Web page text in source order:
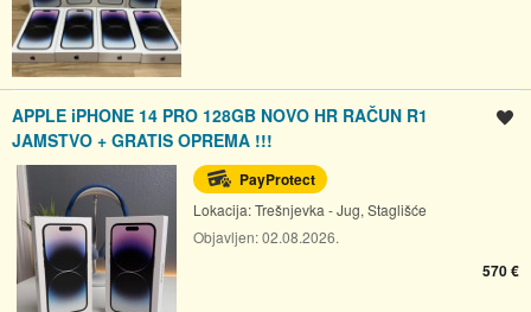
APPLE iPHONE 14 PRO 128GB NOVO HR RAČUN R1
JAMSTVO + GRATIS OPREMA !!!
PayProtect
Lokacija:Trešnjevka - Jug, Staglišće
Objavljen:02.08.2026.
570 €